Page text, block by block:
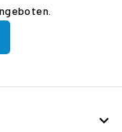
